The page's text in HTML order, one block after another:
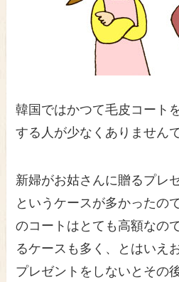
韓国ではかつて毛皮コート
する人が少なくありません
新婦がお姑さんに贈るプレ
というケースが多かったの
のコートはとても高額なの
るケースも多く、とはいえ
プレゼントをしないとその